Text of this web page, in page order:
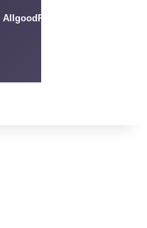
AllgoodRadio – Live